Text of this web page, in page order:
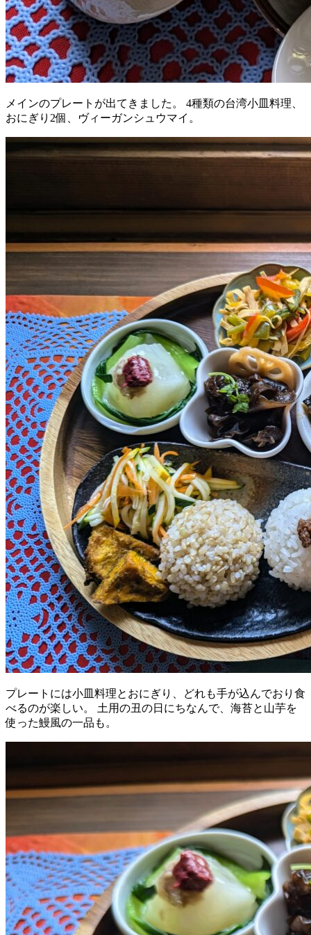
メインのプレートが出てきました。 4種類の台湾小皿料理、
おにぎり2個、ヴィーガンシュウマイ。
プレートには小皿料理とおにぎり、どれも手が込んでおり食
べるのが楽しい。 土用の丑の日にちなんで、海苔と山芋を
使った鰻風の一品も。